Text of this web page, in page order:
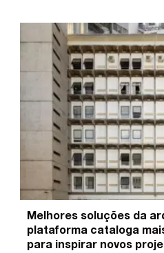
Melhores soluções da
plataforma cataloga
para inspirar novos